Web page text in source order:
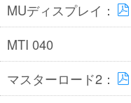
MUディスプレイ：
MTI 040
マスターロード2：